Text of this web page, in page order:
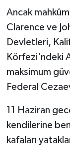
Ancak
Clarence ve
Devletleri,
Körfezi'ndeki
maksimum
Federal
11 Haziran
kendilerine
kafaları